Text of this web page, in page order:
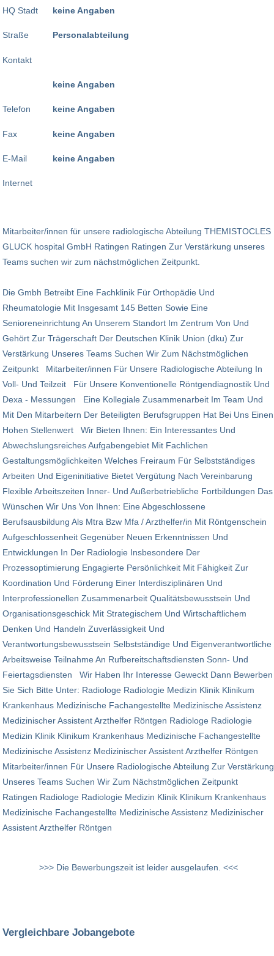
HQ Stadt
Straße
Kontakt
Telefon
Fax
E-Mail
Internet
keine Angaben
Personalabteilung
keine Angaben
keine Angaben
keine Angaben
keine Angaben
Mitarbeiter/innen für unsere radiologische Abteilung THEMISTOCLES
GLUCK hospital GmbH Ratingen Ratingen Zur Verstärkung unseres
Teams suchen wir zum nächstmöglichen Zeitpunkt.
Die Gmbh Betreibt Eine Fachklinik Für Orthopädie Und
Rheumatologie Mit Insgesamt 145 Betten Sowie Eine
Senioreneinrichtung An Unserem Standort Im Zentrum Von Und
Gehört Zur Trägerschaft Der Deutschen Klinik Union (dku) Zur
Verstärkung Unseres Teams Suchen Wir Zum Nächstmöglichen
Zeitpunkt Mitarbeiter/innen Für Unsere Radiologische Abteilung In
Voll- Und Teilzeit Für Unsere Konventionelle Röntgendiagnostik Und
Dexa - Messungen Eine Kollegiale Zusammenarbeit Im Team Und
Mit Den Mitarbeitern Der Beteiligten Berufsgruppen Hat Bei Uns Einen
Hohen Stellenwert Wir Bieten Ihnen: Ein Interessantes Und
Abwechslungsreiches Aufgabengebiet Mit Fachlichen
Gestaltungsmöglichkeiten Welches Freiraum Für Selbstständiges
Arbeiten Und Eigeninitiative Bietet Vergütung Nach Vereinbarung
Flexible Arbeitszeiten Inner- Und Außerbetriebliche Fortbildungen Das
Wünschen Wir Uns Von Ihnen: Eine Abgeschlossene
Berufsausbildung Als Mtra Bzw Mfa / Arzthelfer/in Mit Röntgenschein
Aufgeschlossenheit Gegenüber Neuen Erkenntnissen Und
Entwicklungen In Der Radiologie Insbesondere Der
Prozessoptimierung Engagierte Persönlichkeit Mit Fähigkeit Zur
Koordination Und Förderung Einer Interdisziplinären Und
Interprofessionellen Zusammenarbeit Qualitätsbewusstsein Und
Organisationsgeschick Mit Strategischem Und Wirtschaftlichem
Denken Und Handeln Zuverlässigkeit Und
Verantwortungsbewusstsein Selbstständige Und Eigenverantwortliche
Arbeitsweise Teilnahme An Rufbereitschaftsdiensten Sonn- Und
Feiertagsdiensten Wir Haben Ihr Interesse Geweckt Dann Bewerben
Sie Sich Bitte Unter: Radiologe Radiologie Medizin Klinik Klinikum
Krankenhaus Medizinische Fachangestellte Medizinische Assistenz
Medizinischer Assistent Arzthelfer Röntgen Radiologe Radiologie
Medizin Klinik Klinikum Krankenhaus Medizinische Fachangestellte
Medizinische Assistenz Medizinischer Assistent Arzthelfer Röntgen
Mitarbeiter/innen Für Unsere Radiologische Abteilung Zur Verstärkung
Unseres Teams Suchen Wir Zum Nächstmöglichen Zeitpunkt
Ratingen Radiologe Radiologie Medizin Klinik Klinikum Krankenhaus
Medizinische Fachangestellte Medizinische Assistenz Medizinischer
Assistent Arzthelfer Röntgen
>>> Die Bewerbungszeit ist leider ausgelaufen. <<<
Vergleichbare Jobangebote